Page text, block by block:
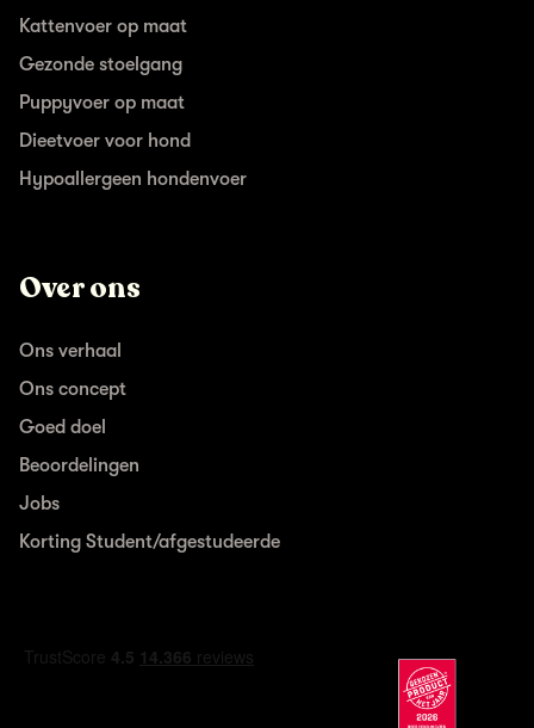
Kattenvoer op maat
Gezonde stoelgang
Puppyvoer op maat
Dieetvoer voor hond
Hypoallergeen hondenvoer
Over ons
Ons verhaal
Ons concept
Goed doel
Beoordelingen
Jobs
Korting Student/afgestudeerde